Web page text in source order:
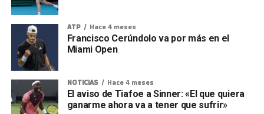
ATP Hace 4 meses
Francisco Cerúndolo va por más en el
Miami Open
NOTICIAS Hace 4 meses
El aviso de Tiafoe a Sinner: «El que quiera
ganarme ahora va a tener que sufrir»